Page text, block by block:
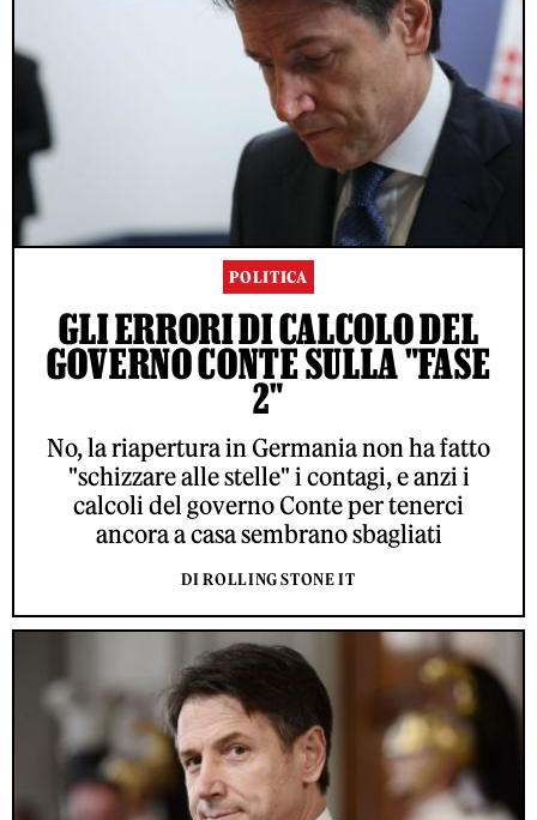
POLITICA
GLI ERRORI DI CALCOLO DEL
GOVERNO CONTE SULLA "FASE
2"
No, la riapertura in Germania non ha fatto
"schizzare alle stelle" i contagi, e anzi i
calcoli del governo Conte per tenerci
ancora a casa sembrano sbagliati
DI ROLLING STONE IT